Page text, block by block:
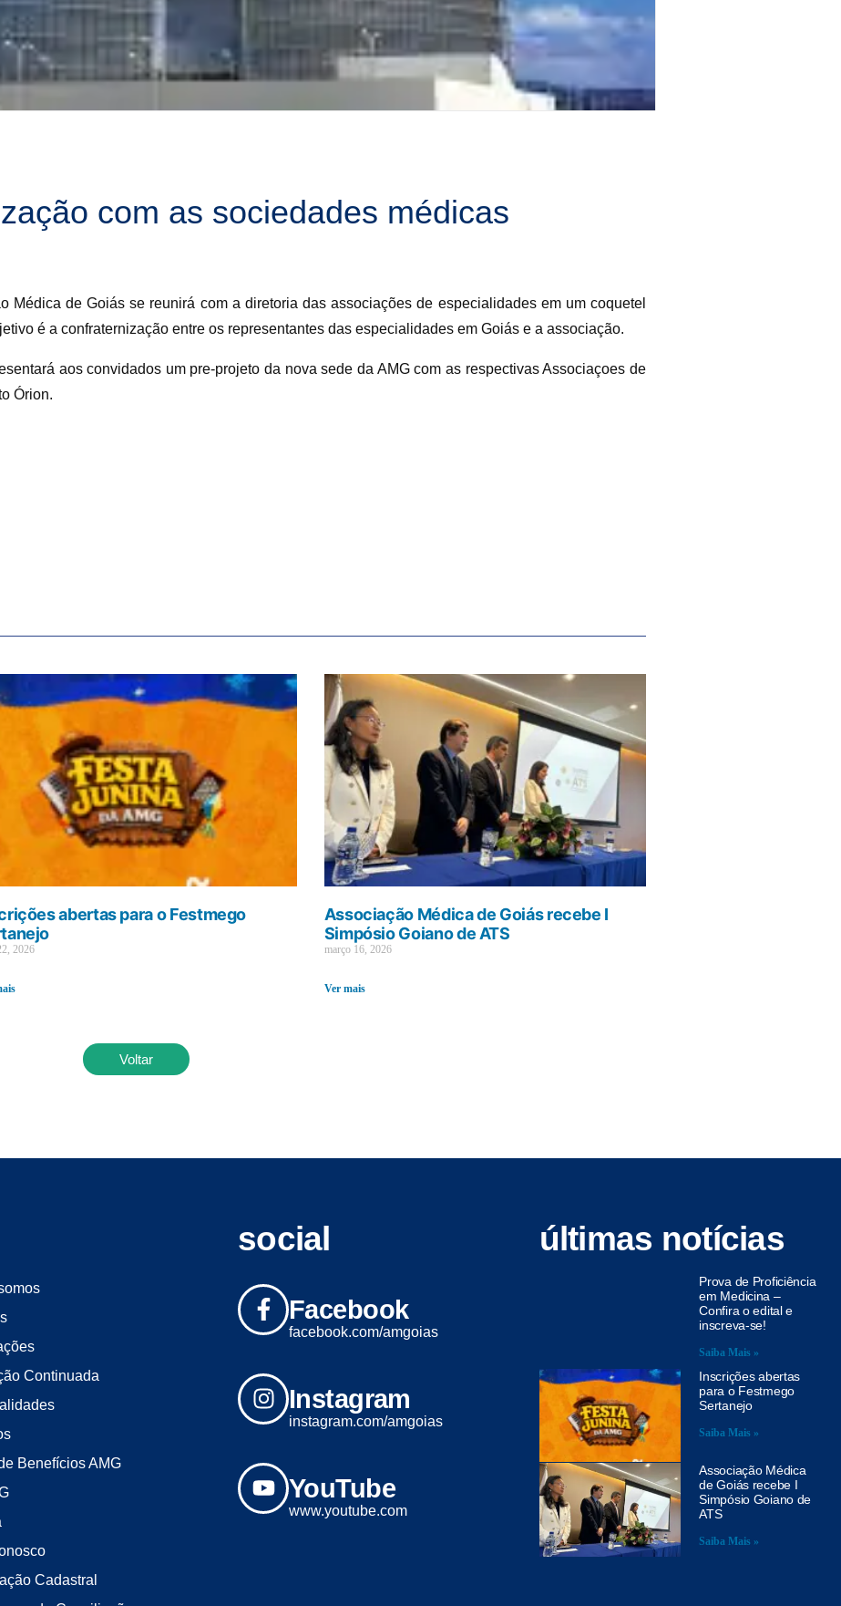
com as sociedades médicas
Médica de Goiás se reunirá com a diretoria das associações de especialidades em um coquetel
é a confraternização entre os representantes das especialidades em Goiás e a associação.
aos convidados um pre-projeto da nova sede da AMG com as respectivas Associaçoes de
Órion.
abertas para o Festmego
2026
Associação Médica de Goiás recebe I
Simpósio Goiano de ATS
março 16, 2026
Ver mais
Voltar
Continuada
Benefícios AMG
Cadastral
social
Facebook
facebook.com/amgoias
Instagram
instagram.com/amgoias
YouTube
www.youtube.com
últimas notícias
Prova de Proficiência
em Medicina –
Confira o edital e
inscreva-se!
Saiba Mais »
Inscrições abertas
para o Festmego
Sertanejo
Saiba Mais »
Associação Médica
de Goiás recebe I
Simpósio Goiano de
ATS
Saiba Mais »